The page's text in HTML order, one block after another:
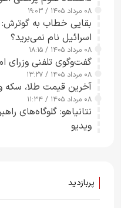
۰۸ مرداد ۱۴۰۵ / ۱۹:۰۳
بقایی خطاب به گوترش:
اسرائیل نام نمی‌برید؟
۰۸ مرداد ۱۴۰۵ / ۱۸:۱۵
گفت‌وگوی تلفنی وزرای
۰۸ مرداد ۱۴۰۵ / ۱۳:۲۷
آخرین قیمت طلا، سکه ودلار8
۰۸ مرداد ۱۴۰۵ / ۱۱:۳۴
نتانیاهو: گلوگاه‌های
ویدیو
پربازدید